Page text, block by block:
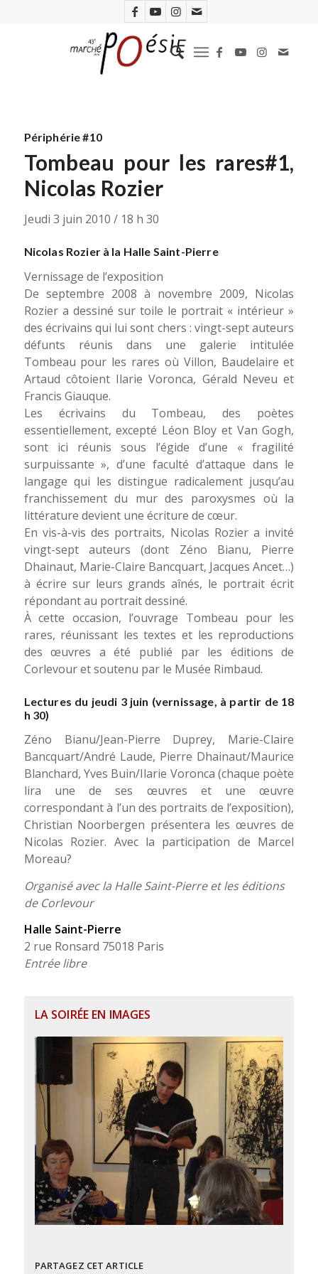
Périphérie #10
Tombeau pour les rares#1,
Nicolas Rozier
Jeudi 3 juin 2010 / 18 h 30
Nicolas Rozier à la Halle Saint-Pierre
Vernissage de l’exposition
De septembre 2008 à novembre 2009, Nicolas
Rozier a dessiné sur toile le portrait « intérieur »
des écrivains qui lui sont chers : vingt-sept auteurs
défunts réunis dans une galerie intitulée
Tombeau pour les rares où Villon, Baudelaire et
Artaud côtoient Ilarie Voronca, Gérald Neveu et
Francis Giauque.
Les écrivains du Tombeau, des poètes
essentiellement, excepté Léon Bloy et Van Gogh,
sont ici réunis sous l’égide d’une « fragilité
surpuissante », d’une faculté d’attaque dans le
langage qui les distingue radicalement jusqu’au
franchissement du mur des paro­xys­mes où la
littérature devient une écriture de cœur.
En vis-à-vis des portraits, Nicolas Rozier a invité
vingt-sept auteurs (dont Zéno Bianu, Pierre
Dhainaut, Marie-Claire Bancquart, Jacques Ancet…)
à écrire sur leurs grands aînés, le portrait écrit
répondant au portrait dessiné.
À cette occasion, l’ouvrage Tombeau pour les
rares, réunissant les textes et les reproductions
des œuvres a été publié par les éditions de
Corlevour et soutenu par le Musée Rimbaud.
Lectures du jeudi 3 juin (vernissage, à partir de 18
h 30)
Zéno Bianu/Jean-Pierre Duprey, Marie-Claire
Bancquart/André Laude, Pierre Dhainaut/Maurice
Blanchard, Yves Buin/Ilarie Voronca (chaque poète
lira une de ses œuvres et une œuvre
correspondant à l’un des portraits de l’exposition),
Christian Noorbergen présentera les œuvres de
Nicolas Rozier. Avec la participation de Marcel
Moreau?
Organisé avec la Halle Saint-Pierre et les éditions
de Corlevour
Halle Saint-Pierre
2 rue Ronsard 75018 Paris
Entrée libre
LA SOIRÉE EN IMAGES
PARTAGEZ CET ARTICLE